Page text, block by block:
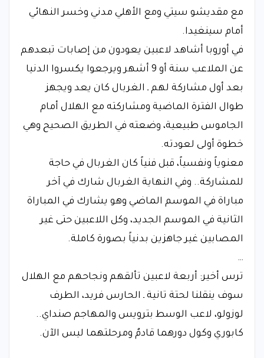
مع مقديشو سيتي ومع الأهلي مدني وخسر النهائي
أمام سينغيدا.
في أوروبا أشاهد لاعبين يعودون من إصابات تبعدهم
عن الملاعب سنة أو 9 أشهر ويرجعوا يكسروا الدنيا
بعد أول مشاركة لهم ـ الغربال كان يعد ويجهز
طوال الفترة الماضية ومشاركته مع الهلال أمام
الجاموس طبيعية، وضعته في الطريق الصحيح وهي
خطوة أولى لعودته.
معنوياً ونفسياً، قبل فنياً كان الغربال في حاجة
للمشاركة.. وفي النهاية الغربال شارك في آخر
مباراة في الموسم الماضي وهو يشارك في المباراة
الثانية في الموسم الجديد، وكل اللاعبين حتى غير
المصابين غير جاهزين بدنياً بصورة كاملة.
…
ترس أخير: أربعة لاعبين تألقهم ونجاحهم مع الهلال
سوف ينقلنا لحتة تانية ـ الحارس فريد، الطرف
لوزولو، لاعب الوسط بترويس والمهاجم صنداي..
كابوري وكول دورهما قادمٌ ومرحلتهما ليس الآن.